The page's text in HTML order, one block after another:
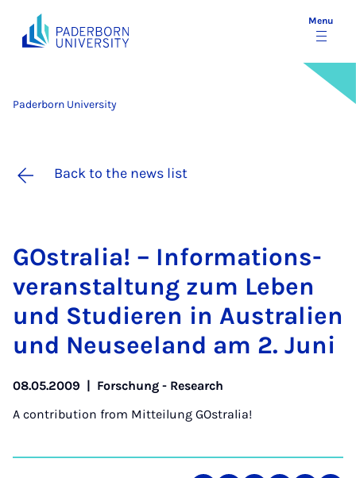
Menu
Paderborn University
Back to the news list
GOstralia! – In­form­a­tions­
ver­an­stal­tung zum Leben
und Stud­ier­en in Aus­trali­en
und Neusee­land am 2. Juni
08.05.2009 | Forschung - Research
A contribution from Mitteilung GOstralia!